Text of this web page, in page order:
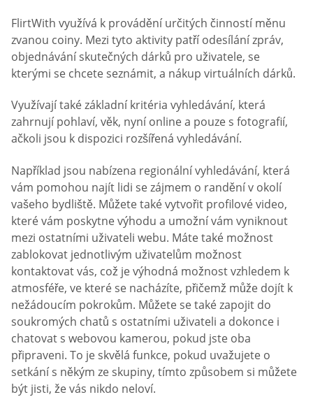
FlirtWith využívá k provádění určitých činností měnu
zvanou coiny. Mezi tyto aktivity patří odesílání zpráv,
objednávání skutečných dárků pro uživatele, se
kterými se chcete seznámit, a nákup virtuálních dárků.
Využívají také základní kritéria vyhledávání, která
zahrnují pohlaví, věk, nyní online a pouze s fotografií,
ačkoli jsou k dispozici rozšířená vyhledávání.
Například jsou nabízena regionální vyhledávání, která
vám pomohou najít lidi se zájmem o randění v okolí
vašeho bydliště. Můžete také vytvořit profilové video,
které vám poskytne výhodu a umožní vám vyniknout
mezi ostatními uživateli webu. Máte také možnost
zablokovat jednotlivým uživatelům možnost
kontaktovat vás, což je výhodná možnost vzhledem k
atmosféře, ve které se nacházíte, přičemž může dojít k
nežádoucím pokrokům. Můžete se také zapojit do
soukromých chatů s ostatními uživateli a dokonce i
chatovat s webovou kamerou, pokud jste oba
připraveni. To je skvělá funkce, pokud uvažujete o
setkání s někým ze skupiny, tímto způsobem si můžete
být jisti, že vás nikdo neloví.